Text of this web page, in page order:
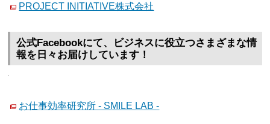
PROJECT INITIATIVE株式会社
公式Facebookにて、ビジネスに役立つさまざまな情
報を日々お届けしています！
お仕事効率研究所 - SMILE LAB -